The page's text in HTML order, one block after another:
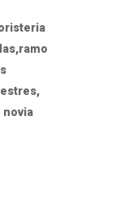
novia